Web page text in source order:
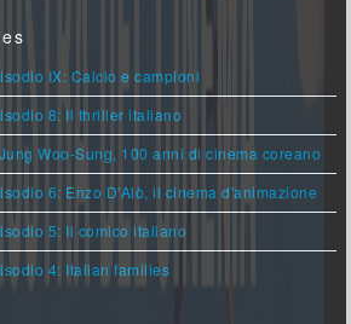
IX: Calcio e campioni
8: Il thriller italiano
Woo-Sung, 100 anni di cinema coreano
6: Enzo D'Alò, il cinema d'animazione
5: Il comico italiano
4: Italian families